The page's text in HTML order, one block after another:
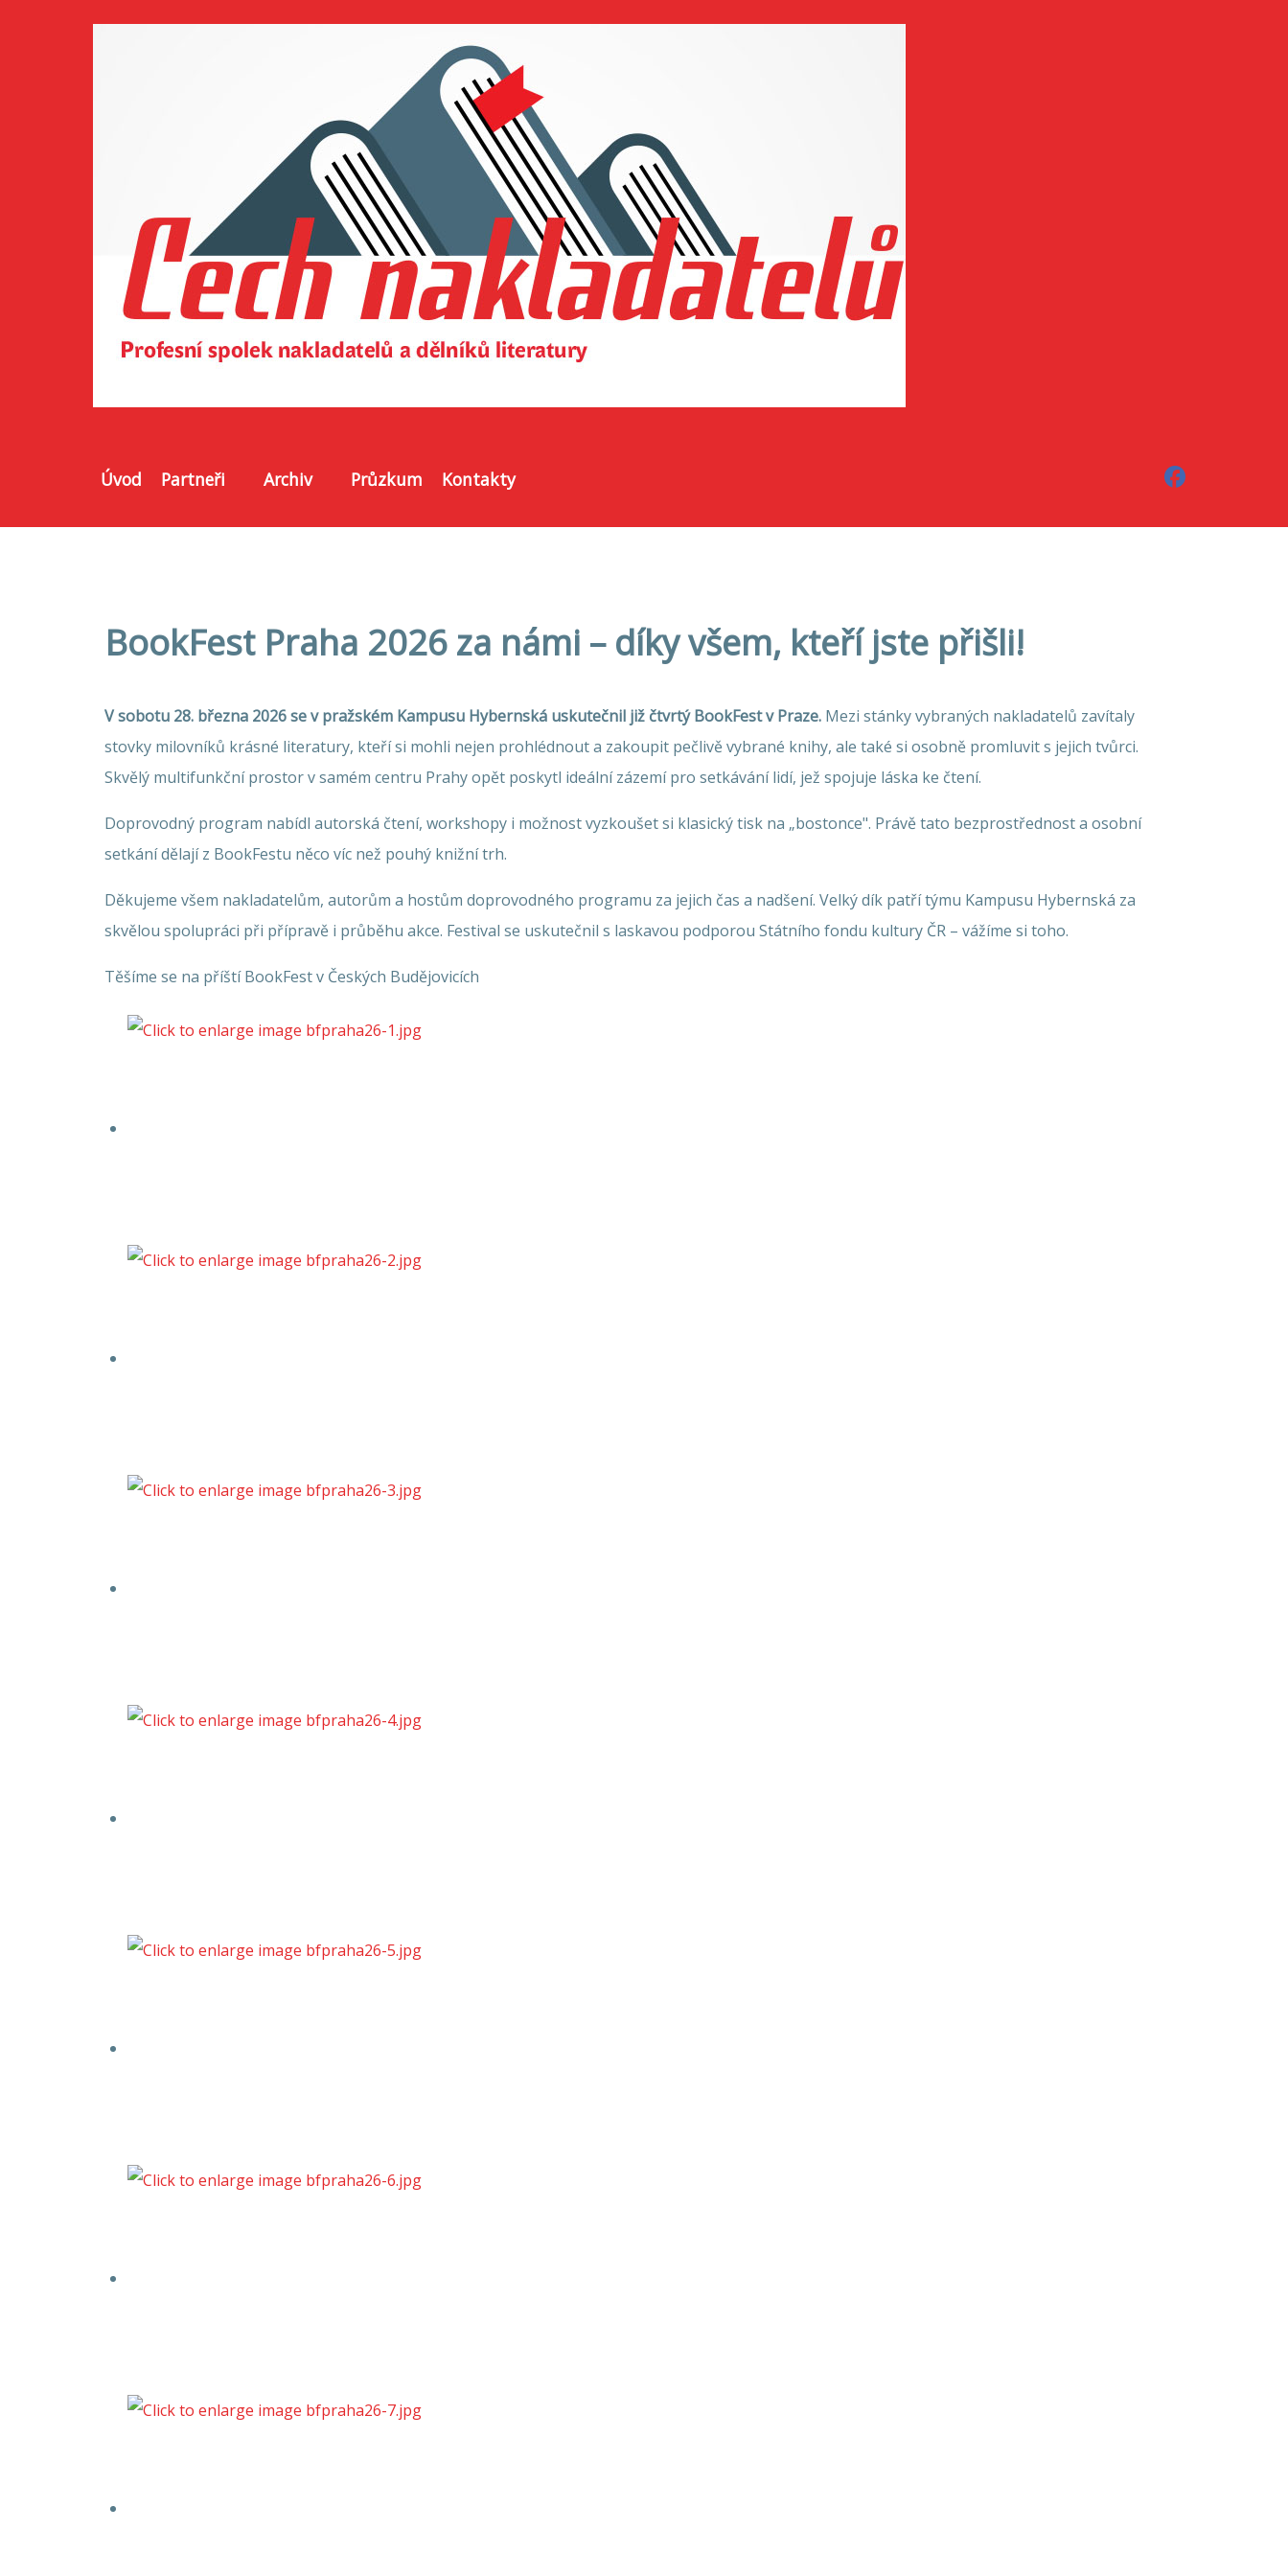
Úvod Partneři Archiv Průzkum Kontakty
BookFest Praha 2026 za námi – díky všem, kteří jste přišli!
V sobotu 28. března 2026 se v pražském Kampusu Hybernská uskutečnil již čtvrtý BookFest v Praze. Mezi stánky vybraných nakladatelů zavítaly
stovky milovníků krásné literatury, kteří si mohli nejen prohlédnout a zakoupit pečlivě vybrané knihy, ale také si osobně promluvit s jejich tvůrci.
Skvělý multifunkční prostor v samém centru Prahy opět poskytl ideální zázemí pro setkávání lidí, jež spojuje láska ke čtení.
Doprovodný program nabídl autorská čtení, workshopy i možnost vyzkoušet si klasický tisk na „bostonce". Právě tato bezprostřednost a osobní
setkání dělají z BookFestu něco víc než pouhý knižní trh.
Děkujeme všem nakladatelům, autorům a hostům doprovodného programu za jejich čas a nadšení. Velký dík patří týmu Kampusu Hybernská za
skvělou spolupráci při přípravě i průběhu akce. Festival se uskutečnil s laskavou podporou Státního fondu kultury ČR – vážíme si toho.
Těšíme se na příští BookFest v Českých Budějovicích